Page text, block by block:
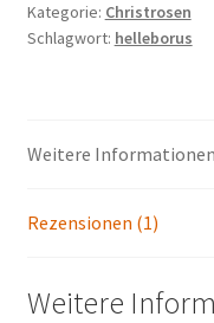
with
White
mit
Rand)
Menge
Kategorie: Christrosen
Schlagwort: helleborus
Weitere Informationen
Rezensionen (1)
Weitere